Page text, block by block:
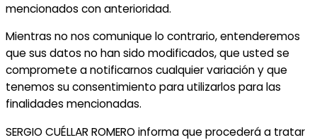
mencionados con anterioridad.
Mientras no nos comunique lo contrario, entenderemos
que sus datos no han sido modificados, que usted se
compromete a notificarnos cualquier variación y que
tenemos su consentimiento para utilizarlos para las
finalidades mencionadas.
SERGIO CUÉLLAR ROMERO informa que procederá a tratar